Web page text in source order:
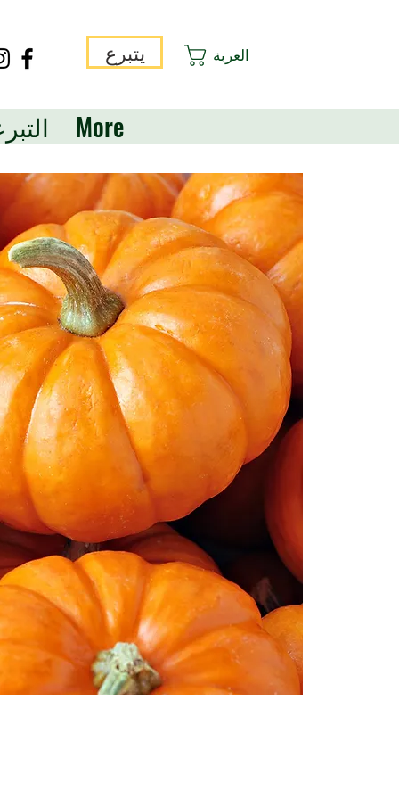
يتبرع العربة
More